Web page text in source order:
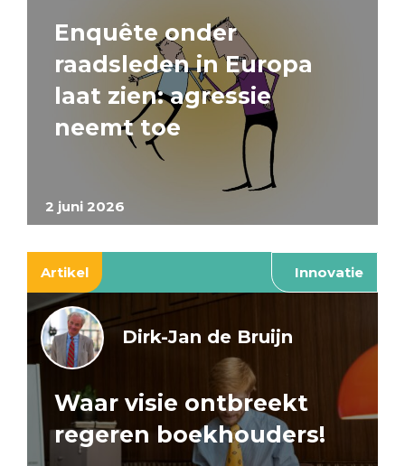
2 juni 2026
Enquête onder
raadsleden in Europa
laat zien: agressie
neemt toe
Artikel Innovatie
Dirk-Jan de Bruijn
Waar visie ontbreekt
regeren boekhouders!